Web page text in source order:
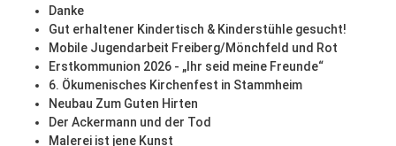
Danke
Gut erhaltener Kindertisch & Kinderstühle gesucht!
Mobile Jugendarbeit Freiberg/Mönchfeld und Rot
Erstkommunion 2026 - „Ihr seid meine Freunde“
6. Ökumenisches Kirchenfest in Stammheim
Neubau Zum Guten Hirten
Der Ackermann und der Tod
Malerei ist jene Kunst